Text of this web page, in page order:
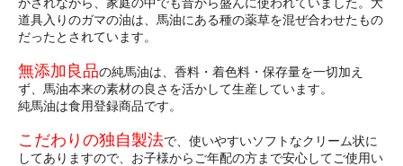
道具入りのガマの油は、馬油にある種の薬草を混ぜ合わせたもの
だったとされています。
無添加良品の純馬油は、香料・着色料・保存量を一切加え
ず、馬油本来の素材の良さを活かして生産しています。
純馬油は食用登録商品です。
こだわりの独自製法で、使いやすいソフトなクリーム状に
してありますので、お子様からご年配の方まで安心してご使用い